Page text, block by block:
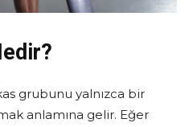
grubunu yalnızca bir
anlamına gelir. Eğer